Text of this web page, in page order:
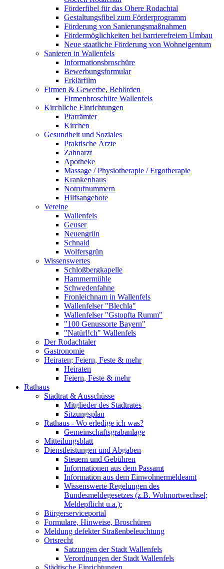
Förderfibel für das Obere Rodachtal
Gestaltungsfibel zum Förderprogramm
Förderung von Sanierungsmaßnahmen
Fördermöglichkeiten bei barrierefreiem Umbau
Neue staatliche Förderung von Wohneigentum
Sanieren in Wallenfels
Informationsbroschüre
Bewerbungsformular
Erklärfilm
Firmen & Gewerbe, Behörden
Firmenbroschüre Wallenfels
Kirchliche Einrichtungen
Pfarrämter
Kirchen
Gesundheit und Soziales
Praktische Ärzte
Zahnarzt
Apotheke
Massage / Physiotherapie / Ergotherapie
Krankenhaus
Notrufnummern
Hilfsangebote
Vereine
Wallenfels
Geuser
Neuengrün
Schnaid
Wolfersgrün
Wissenswertes
Schloßbergkapelle
Hammermühle
Schwedenfahne
Fronleichnam in Wallenfels
Wallenfelser "Blechla"
Wallenfelser "Gstopfta Rumm"
"100 Genussorte Bayern"
"Natürl!ch" Wallenfels
Der Rodachtaler
Gastronomie
Heiraten; Feiern, Feste & mehr
Heiraten
Feiern, Feste & mehr
Rathaus
Stadtrat & Ausschüsse
Mitglieder des Stadtrates
Sitzungsplan
Rathaus - Wo erledige ich was?
Gemeinschaftsgrabanlage
Mitteilungsblatt
Dienstleistungen und Abgaben
Steuern und Gebühren
Informationen aus dem Passamt
Information aus dem Einwohnermeldeamt
Wissenswerte Regelungen des
Bundesmeldegesetzes (z.B. Wohnortwechsel;
Meldepflicht u.a.):
Bürgerserviceportal
Formulare, Hinweise, Broschüren
Meldung defekter Straßenbeleuchtung
Ortsrecht
Satzungen der Stadt Wallenfels
Verordnungen der Stadt Wallenfels
Städtische Einrichtungen